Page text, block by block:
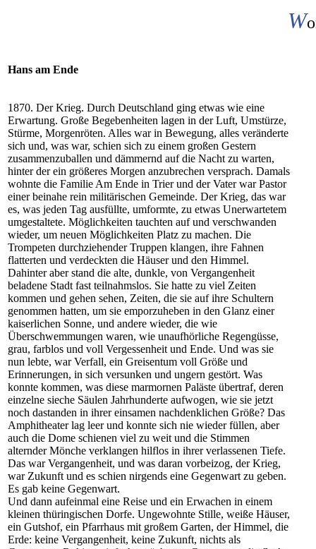
W
Hans am Ende
1870. Der Krieg. Durch Deutschland ging etwas wie eine
Erwartung. Große Begebenheiten lagen in der Luft, Umstürze,
Stürme, Morgenröten. Alles war in Bewegung, alles veränderte
sich und, was war, schien sich zu einem großen Gestern
zusammenzuballen und dämmernd auf die Nacht zu warten,
hinter der ein größeres Morgen anzubrechen versprach. Damals
wohnte die Familie Am Ende in Trier und der Vater war Pastor
einer beinahe rein militärischen Gemeinde. Der Krieg, das war
es, was jeden Tag ausfüllte, umformte, zu etwas Unerwartetem
umgestaltete. Möglichkeiten tauchten auf und verschwanden
wieder, um neuen Möglichkeiten Platz zu machen. Die
Trompeten durchziehender Truppen klangen, ihre Fahnen
flatterten und verdeckten die Häuser und den Himmel.
Dahinter aber stand die alte, dunkle, von Vergangenheit
beladene Stadt fast teilnahmslos. Sie hatte zu viel Zeiten
kommen und gehen sehen, Zeiten, die sie auf ihre Schultern
genommen hatten, um sie emporzuheben in den Glanz einer
kaiserlichen Sonne, und andere wieder, die wie
Überschwemmungen waren, wie unaufhörliche Regengüsse,
grau, farblos und voll Vergessenheit und Ende. Und was sie
nun lebte, war Verfall, ein Greisentum voll Größe und
Erinnerungen, in sich versunken und ungern gestört. Was
konnte kommen, was diese marmornen Paläste übertraf, deren
einzelne sieche Säulen Jahrhunderte aufwogen, wie sie jetzt
noch dastanden in ihrer einsamen nachdenklichen Größe? Das
Amphitheater lag leer und konnte sich nie wieder füllen, aber
auch die Dome schienen viel zu weit und die Stimmen
alternder Mönche verklangen hilflos in ihrer verlassenen Tiefe.
Das war Vergangenheit, und was daran vorbeizog, der Krieg,
war Zukunft und es schien nirgends eine Gegenwart zu geben.
Es gab keine Gegenwart.
Und dann aufeinmal eine Reise und ein Erwachen in einem
kleinen thüringischen Dorfe. Ungewohnte Stille, weiße Häuser,
ein Gutshof, ein Pfarrhaus mit großem Garten, der Himmel, die
Erde: keine Vergangenheit, keine Zukunft, nichts als